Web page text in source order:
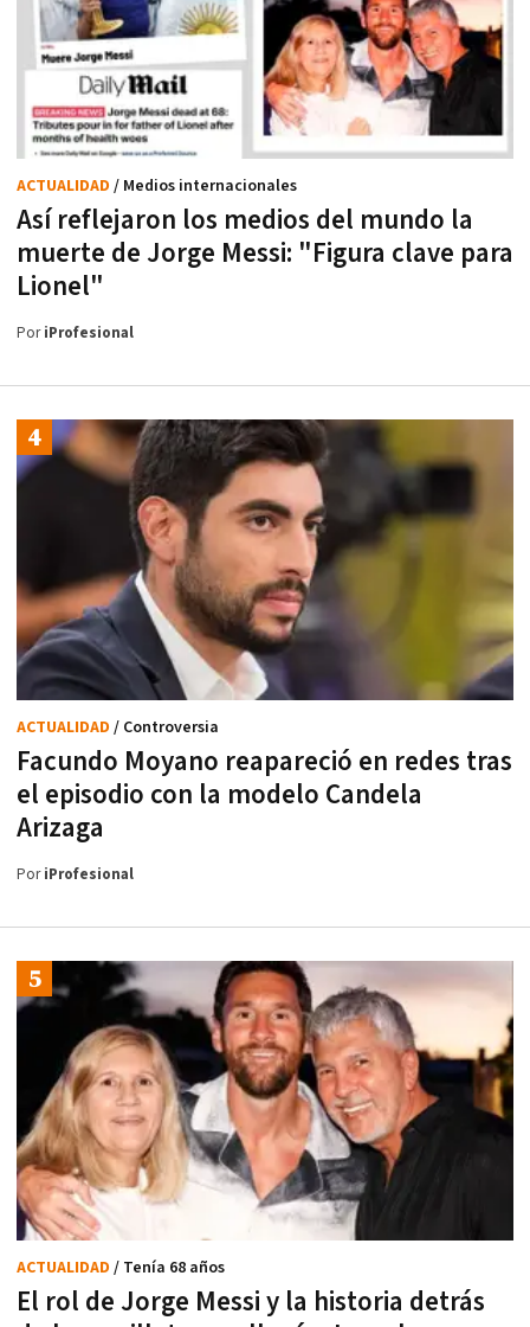
Así reflejaron los medios del mundo la
muerte de Jorge Messi: "Figura clave para
Lionel"
ACTUALIDAD / Medios internacionales
PoriProfesional
Facundo Moyano reapareció en redes tras
el episodio con la modelo Candela
Arizaga
ACTUALIDAD / Controversia
PoriProfesional
El rol de Jorge Messi y la historia detrás
ACTUALIDAD / Tenía 68 años